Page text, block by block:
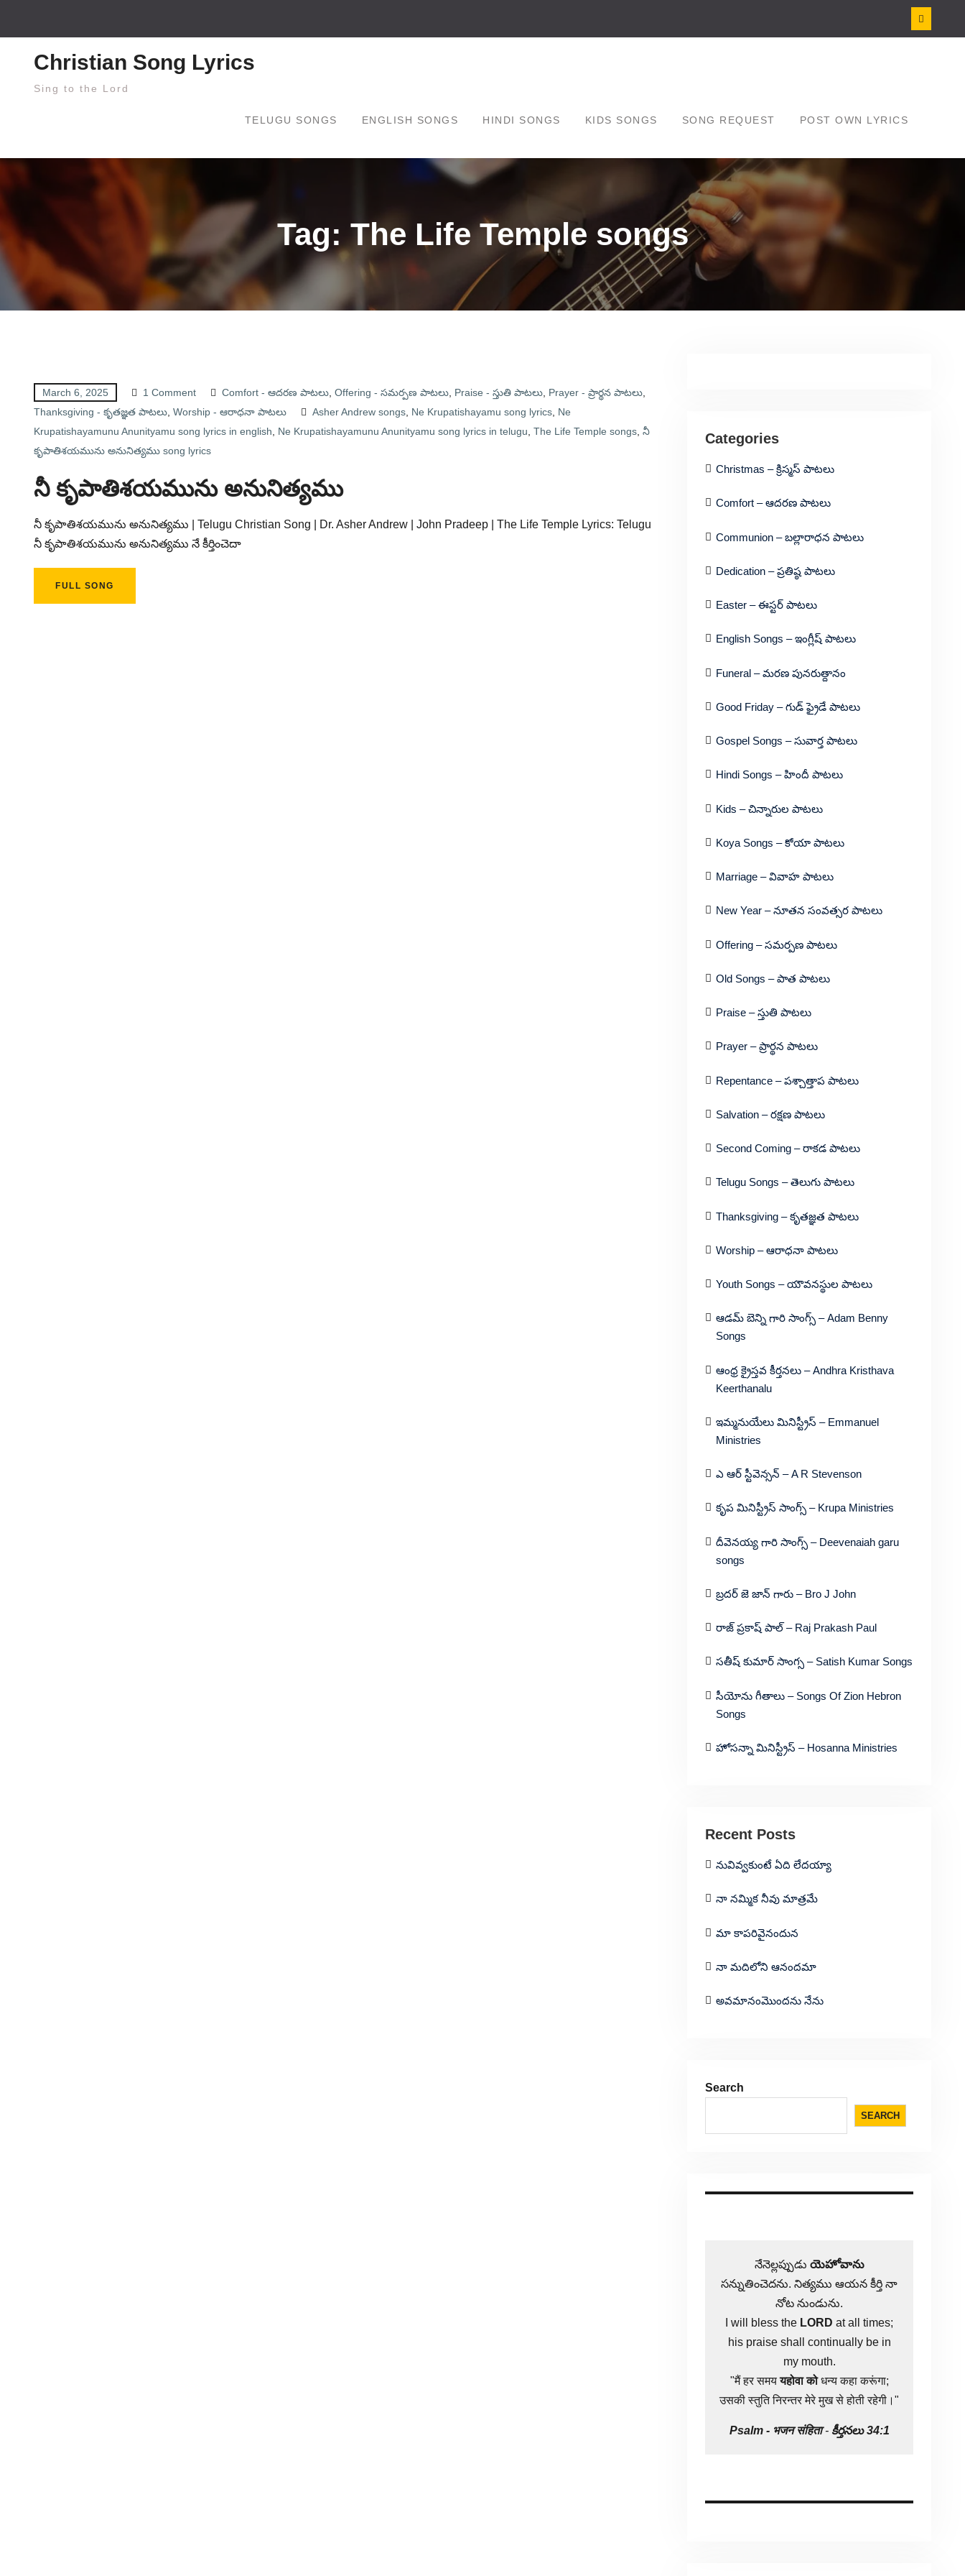
Christian Song Lyrics
Sing to the Lord
TELUGU SONGS ENGLISH SONGS HINDI SONGS KIDS SONGS SONG REQUEST POST OWN LYRICS
Tag: The Life Temple songs
March 6, 2025 1 Comment Comfort - ఆదరణ పాటలు Offering - సమర్పణ పాటలు Praise - స్తుతి పాటలు Prayer - ప్రార్థన పాటలు
Thanksgiving - కృతజ్ఞత పాటలు Worship - ఆరాధనా పాటలు Asher Andrew songs Ne Krupatishayamu song lyrics Ne
Krupatishayamunu Anunityamu song lyrics in english
Ne Krupatishayamunu Anunityamu song lyrics in telugu The Life Temple songs నీ
కృపాతిశయమును అనునిత్యము song lyrics
నీ కృపాతిశయమును అనునిత్యము
నీ కృపాతిశయమును అనునిత్యము | Telugu Christian Song | Dr. Asher Andrew | John Pradeep | The Life Temple Lyrics: Telugu
నీ కృపాతిశయమును అనునిత్యము నే కీర్తించెదా
FULL SONG
Categories
Christmas – క్రిస్మస్ పాటలు
Comfort – ఆదరణ పాటలు
Communion – బల్లారాధన పాటలు
Dedication – ప్రతిష్ఠ పాటలు
Easter – ఈస్టర్ పాటలు
English Songs – ఇంగ్లీష్ పాటలు
Funeral – మరణ పునరుత్దానం
Good Friday – గుడ్ ఫ్రైడే పాటలు
Gospel Songs – సువార్త పాటలు
Hindi Songs – హిందీ పాటలు
Kids – చిన్నారుల పాటలు
Koya Songs – కోయా పాటలు
Marriage – వివాహ పాటలు
New Year – నూతన సంవత్సర పాటలు
Offering – సమర్పణ పాటలు
Old Songs – పాత పాటలు
Praise – స్తుతి పాటలు
Prayer – ప్రార్థన పాటలు
Repentance – పశ్చాత్తాప పాటలు
Salvation – రక్షణ పాటలు
Second Coming – రాకడ పాటలు
Telugu Songs – తెలుగు పాటలు
Thanksgiving – కృతజ్ఞత పాటలు
Worship – ఆరాధనా పాటలు
Youth Songs – యౌవనస్థుల పాటలు
ఆడమ్ బెన్ని గారి సాంగ్స్ – Adam Benny
Songs
ఆంధ్ర క్రైస్తవ కీర్తనలు – Andhra Kristhava
Keerthanalu
ఇమ్మనుయేలు మినిస్ట్రీస్ – Emmanuel
Ministries
ఎ ఆర్ స్టీవెన్సన్ – A R Stevenson
కృప మినిస్ట్రీస్ సాంగ్స్ – Krupa Ministries
దీవెనయ్య గారి సాంగ్స్ – Deevenaiah garu
songs
బ్రదర్ జె జాన్ గారు – Bro J John
రాజ్ ప్రకాష్ పాల్ – Raj Prakash Paul
సతీష్ కుమార్ సాంగ్స – Satish Kumar Songs
సీయోను గీతాలు – Songs Of Zion Hebron
Songs
హోసన్నా మినిస్ట్రీస్ – Hosanna Ministries
Recent Posts
నువివ్వకుంటే ఏది లేదయ్యా
నా నమ్మిక నీవు మాత్రమే
మా కాపరివైనందున
నా మదిలోని ఆనందమా
అవమానంమొందను నేను
Search
SEARCH
నేనెల్లప్పుడు యెహోవాను
సన్నుతించెదను. నిత్యము ఆయన కీర్తి నా
నోట నుండును.
I will bless the LORD at all times;
his praise shall continually be in
my mouth.
"मैं हर समययहोवा कोधन्य कहा करूंगा;
उसकी स्तुति निरन्तर मेरे मुख से होती रहेगी।"
Psalm - भजन संहिता- కీర్తనలు 34:1